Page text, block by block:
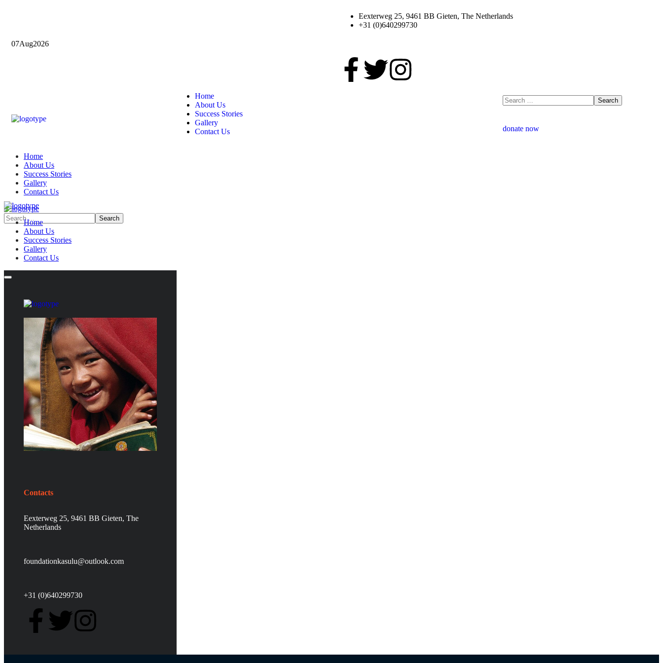
07Aug2026
Eexterweg 25, 9461 BB Gieten, The Netherlands
+31 (0)640299730
Home
About Us
Success Stories
Gallery
Contact Us
donate now
Home
About Us
Success Stories
Gallery
Contact Us
Home
About Us
Success Stories
Gallery
Contact Us
Contacts
Eexterweg 25, 9461 BB Gieten, The
Netherlands
foundationkasulu@outlook.com
+31 (0)640299730